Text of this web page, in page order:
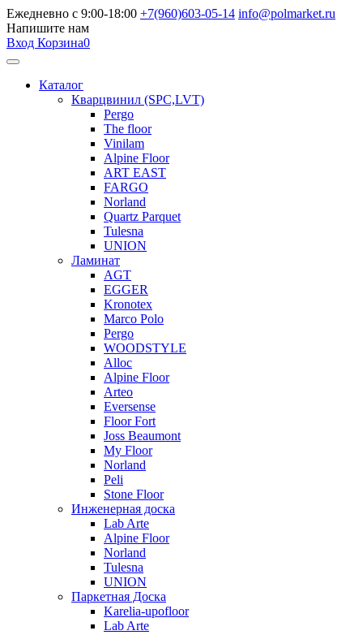
Ежедневно с 9:00-18:00 +7(960)603-05-14 info@polmarket.ru
Напишите нам
Вход Корзина0
Каталог
Кварцвинил (SPC,LVT)
Pergo
The floor
Vinilam
Alpine Floor
ART EAST
FARGO
Norland
Quartz Parquet
Tulesna
UNION
Ламинат
AGT
EGGER
Kronotex
Marco Polo
Pergo
WOODSTYLE
Alloc
Alpine Floor
Arteo
Eversense
Floor Fort
Joss Beaumont
My Floor
Norland
Peli
Stone Floor
Инженерная доска
Lab Arte
Alpine Floor
Norland
Tulesna
UNION
Паркетная Доска
Karelia-upofloor
Lab Arte